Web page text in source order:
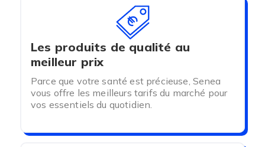
Les produits de qualité au
meilleur prix
Parce que votre santé est précieuse, Senea
vous offre les meilleurs tarifs du marché pour
vos essentiels du quotidien.